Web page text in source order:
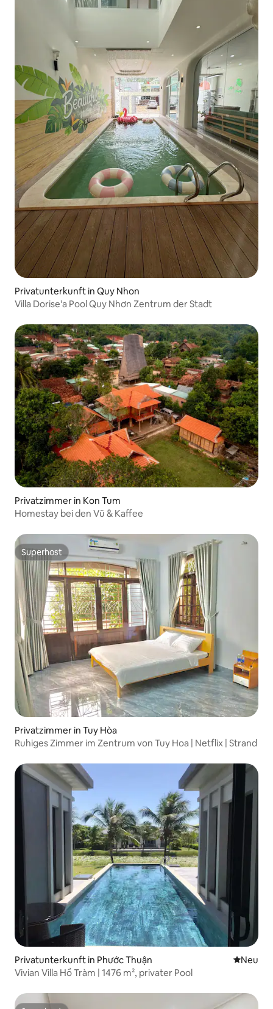
Privatunterkunft in Quy Nhon
Villa Dorise'a Pool Quy Nhơn Zentrum der Stadt
Privatzimmer in Kon Tum
Homestay bei den Vũ & Kaffee
Superhost
Superhost
Privatzimmer in Tuy Hòa
Ruhiges Zimmer im Zentrum von Tuy Hoa | Netflix | Strand
Privatunterkunft in Phước Thuận Neue
Neu
Vivian Villa Hồ Tràm | 1476 m², privater Pool